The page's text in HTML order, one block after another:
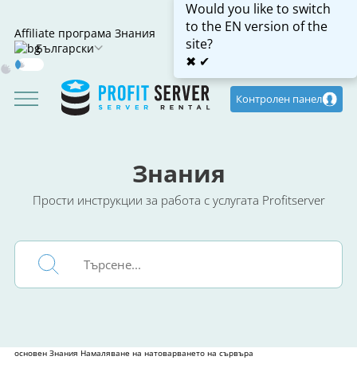
Affiliate програма Знания
Български
Would you like to switch
to the EN version of the
site?
✖ ✔
Mode
Контролен панел
Знания
Прости инструкции за работа с услугата Profitserver
основен Знания Намаляване на натоварването на сървъра